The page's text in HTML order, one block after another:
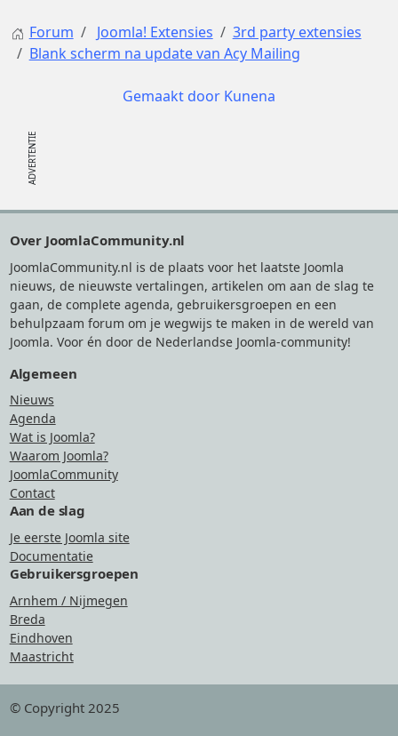
Forum Joomla! Extensies
3rd party extensies
Blank scherm na update van Acy Mailing
Gemaakt door Kunena
Over JoomlaCommunity.nl
JoomlaCommunity.nl is de plaats voor het laatste Joomla
nieuws, de nieuwste vertalingen, artikelen om aan de slag te
gaan, de complete agenda, gebruikersgroepen en een
behulpzaam forum om je wegwijs te maken in de wereld van
Joomla. Voor én door de Nederlandse Joomla-community!
Algemeen
Nieuws
Agenda
Wat is Joomla?
Waarom Joomla?
JoomlaCommunity
Contact
Aan de slag
Je eerste Joomla site
Documentatie
Gebruikersgroepen
Arnhem / Nijmegen
Breda
Eindhoven
Maastricht
© Copyright 2025